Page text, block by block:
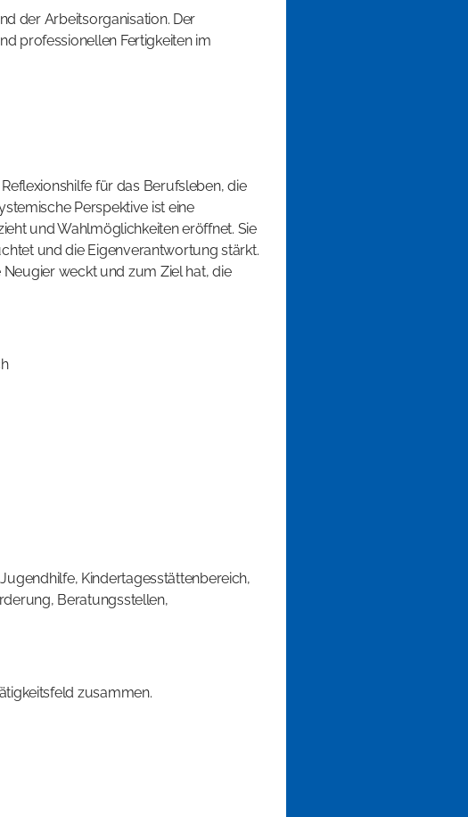
der Arbeitsorganisation. Der
professionellen Fertigkeiten im
für das Berufsleben, die
Perspektive ist eine
und Wahlmöglichkeiten eröffnet. Sie
und die Eigenverantwortung stärkt.
weckt und zum Ziel hat, die
Kindertagesstättenbereich,
Beratungsstellen,
zusammen.